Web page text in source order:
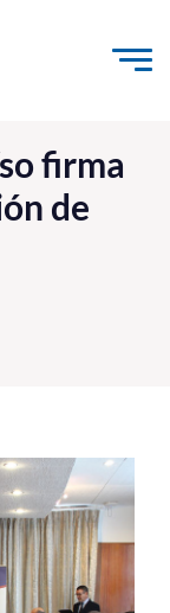
firma
de